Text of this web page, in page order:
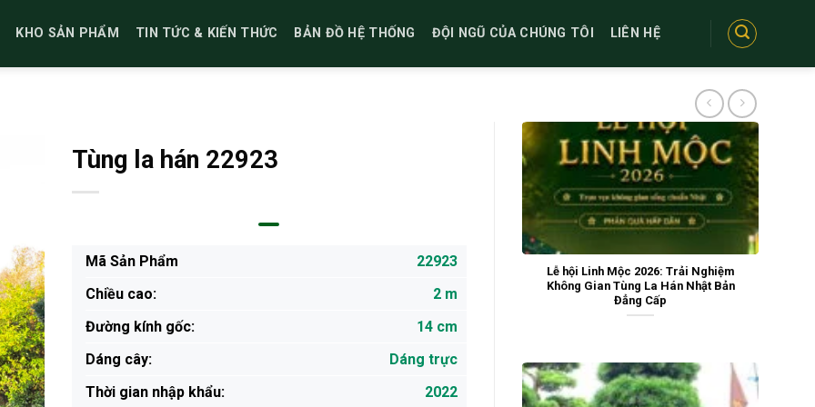
KHO SẢN PHẨM TIN TỨC & KIẾN THỨC BẢN ĐỒ HỆ THỐNG ĐỘI NGŨ CỦA CHÚNG TÔI LIÊN HỆ
Lễ hội Linh Mộc 2026: Trải Nghiệm
Không Gian Tùng La Hán Nhật Bản
Đẳng Cấp
Tùng la hán 22923
Mã Sản Phẩm
22923
Chiều cao:
2 m
Đường kính gốc:
14 cm
Dáng cây:
Dáng trực
Thời gian nhập khẩu:
2022